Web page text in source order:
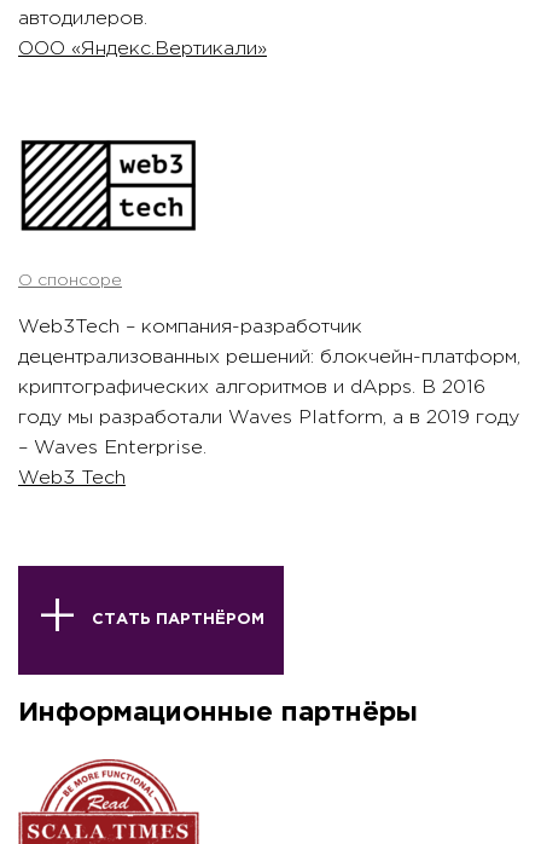
автодилеров.
ООО «Яндекс.Вертикали»
О спонсоре
Web3Tech – компания-разработчик
децентрализованных решений: блокчейн-платформ,
криптографических алгоритмов и dApps. В 2016
году мы разработали Waves Platform, а в 2019 году
– Waves Enterprise.
Web3 Tech
СТАТЬ ПАРТНЁРОМ
Информационные партнёры